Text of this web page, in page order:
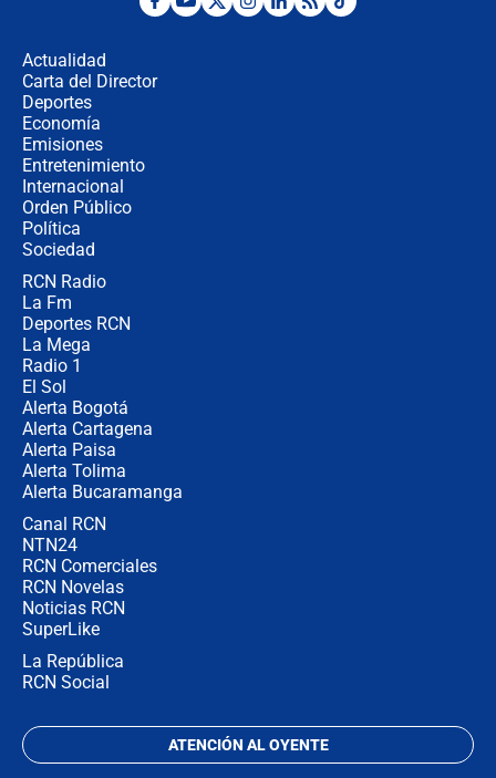
Posesión de Abelardo De La Espriella
Actualidad
Carta del Director
Deportes
Economía
Emisiones
Entretenimiento
Internacional
Orden Público
Política
Sociedad
RCN Radio
La Fm
Deportes RCN
La Mega
Radio 1
El Sol
Alerta Bogotá
Alerta Cartagena
Alerta Paisa
Alerta Tolima
Alerta Bucaramanga
Canal RCN
NTN24
RCN Comerciales
RCN Novelas
Noticias RCN
SuperLike
La República
RCN Social
ATENCIÓN AL OYENTE